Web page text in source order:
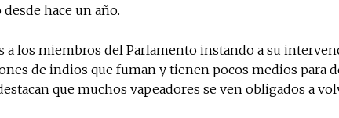
hace un año.
a los miembros del Parlamento instando a su
de indios que fuman y tienen pocos medios para
que muchos vapeadores se ven obligados a